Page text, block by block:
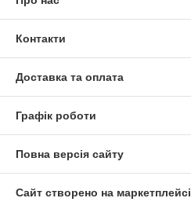
Контакти
Доставка та оплата
Графік роботи
Повна версія сайту
Сайт створено на маркетплейсі